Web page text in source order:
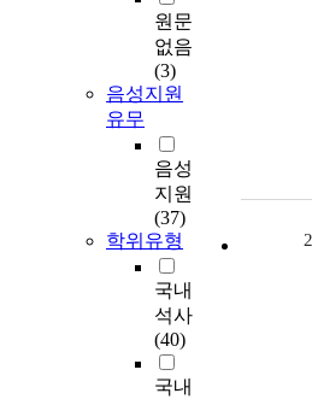
원문
없음
(3)
음성지원
유무
음성
지원
(37)
학위유형
국내
석사
(40)
국내
2